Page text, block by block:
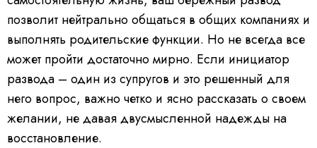
позволит нейтрально общаться в общих компаниях и
выполнять родительские функции. Но не всегда все
может пройти достаточно мирно. Если инициатор
развода – один из супругов и это решенный для
него вопрос, важно четко и ясно рассказать о своем
желании, не давая двусмысленной надежды на
восстановление.